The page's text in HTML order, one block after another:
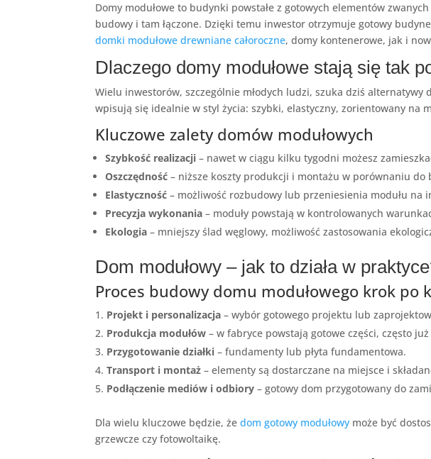
Domy modułowe to budynki powstałe z gotowych elementów
budowy i tam łączone. Dzięki temu inwestor otrzymuje gotowy
domki modułowe drewniane całoroczne, domy kontenerowe, jak i
Dlaczego domy modułowe stają się tak
Wielu inwestorów, szczególnie młodych ludzi, szuka dziś
wpisują się idealnie w styl życia: szybki, elastyczny, zorientowany na
Kluczowe zalety domów modułowych
Szybkość realizacji – nawet w ciągu kilku tygodni możesz
Oszczędność – niższe koszty produkcji i montażu w porównaniu do
Elastyczność – możliwość rozbudowy lub przeniesienia modułu na
Precyzja wykonania – moduły powstają w kontrolowanych
Ekologia – mniejszy ślad węglowy, możliwość zastosowania
Dom modułowy – jak to działa w
Proces budowy domu modułowego krok po
Projekt i personalizacja – wybór gotowego projektu lub
Produkcja modułów – w fabryce powstają gotowe części, często
Przygotowanie działki – fundamenty lub płyta fundamentowa.
Transport i montaż – elementy są dostarczane na miejsce i
Podłączenie mediów i odbiory – gotowy dom przygotowany do
Dla wielu kluczowe będzie, żedom gotowy modułowy może być
grzewcze czy fotowoltaikę.